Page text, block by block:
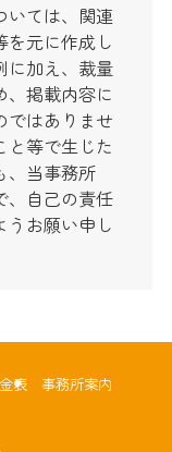
いては、関連
を元に作成し
に加え、裁量
、掲載内容に
ではありませ
と等で生じた
、当事務所
、自己の責任
うお願い申し
表
事務所案内